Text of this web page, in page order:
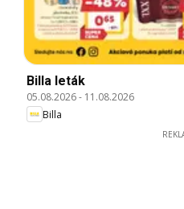
Billa leták
05.08.2026- 11.08.2026
Billa